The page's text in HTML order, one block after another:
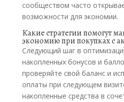
сообществом часто
возможности для экономии.
Какие стратегии помогут
экономию при покупках с
Следующий шаг в
накопленных бонусов и
проверяйте свой баланс и
оплаты при следующем
накопленные средства в